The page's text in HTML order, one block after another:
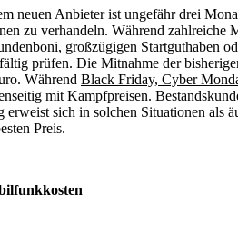
neuen Anbieter ist ungefähr drei
zu verhandeln. Während
großzügigen Startguthaben
prüfen. Die Mitnahme der
Während Black Friday, Cyber
mit Kampfpreisen.
sich in solchen Situationen
Preis.